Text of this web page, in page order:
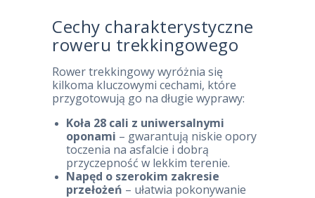
Cechy charakterystyczne
roweru trekkingowego
Rower trekkingowy wyróżnia się
kilkoma kluczowymi cechami, które
przygotowują go na długie wyprawy:
Koła 28 cali z uniwersalnymi
oponami – gwarantują niskie opory
toczenia na asfalcie i dobrą
przyczepność w lekkim terenie.
Napęd o szerokim zakresie
przełożeń – ułatwia pokonywanie